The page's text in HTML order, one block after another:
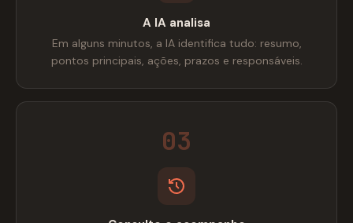
A IA analisa
Em alguns minutos, a IA identifica tudo: resumo,
pontos principais, ações, prazos e responsáveis.
03